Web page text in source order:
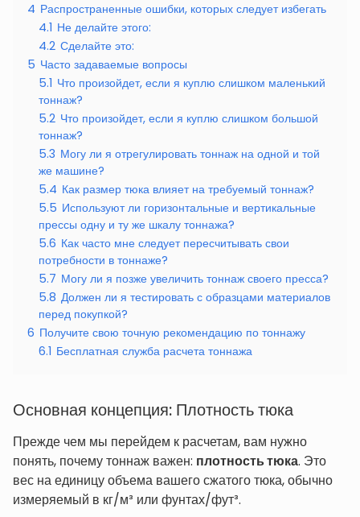
4 Распространенные ошибки, которых следует избегать
4.1 Не делайте этого:
4.2 Сделайте это:
5 Часто задаваемые вопросы
5.1 Что произойдет, если я куплю слишком маленький
тоннаж?
5.2 Что произойдет, если я куплю слишком большой
тоннаж?
5.3 Могу ли я отрегулировать тоннаж на одной и той
же машине?
5.4 Как размер тюка влияет на требуемый тоннаж?
5.5 Используют ли горизонтальные и вертикальные
прессы одну и ту же шкалу тоннажа?
5.6 Как часто мне следует пересчитывать свои
потребности в тоннаже?
5.7 Могу ли я позже увеличить тоннаж своего пресса?
5.8 Должен ли я тестировать с образцами материалов
перед покупкой?
6 Получите свою точную рекомендацию по тоннажу
6.1 Бесплатная служба расчета тоннажа
Основная концепция: Плотность тюка
Прежде чем мы перейдем к расчетам, вам нужно
понять, почему тоннаж важен: плотность тюка. Это
вес на единицу объема вашего сжатого тюка, обычно
измеряемый в кг/м³ или фунтах/фут³.